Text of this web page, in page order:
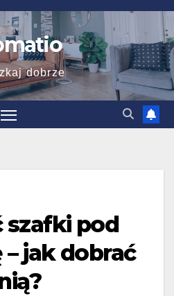
dobrze
szafki pod
jak dobrać